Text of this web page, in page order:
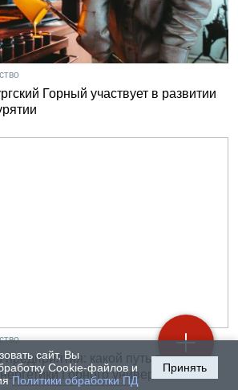
сайт, Вы
Cookie-файлов и
Политики обработки ПД
Принять
Горный участвует в развитии
какой путь проходят
Горного университета